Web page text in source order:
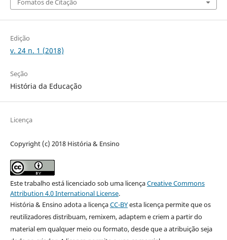
Fomatos de Citação
Edição
v. 24 n. 1 (2018)
Seção
História da Educação
Licença
Copyright (c) 2018 História & Ensino
Este trabalho está licenciado sob uma licençaCreative Commons
Attribution 4.0 International License.
História & Ensino adota a licençaCC-BYesta licença permite que os
reutilizadores distribuam, remixem, adaptem e criem a partir do
material em qualquer meio ou formato, desde que a atribuição seja